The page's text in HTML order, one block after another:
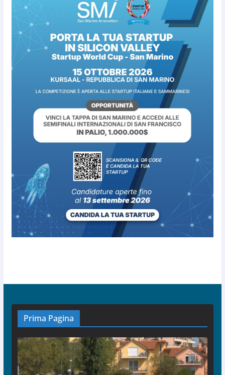
Prima Pagina